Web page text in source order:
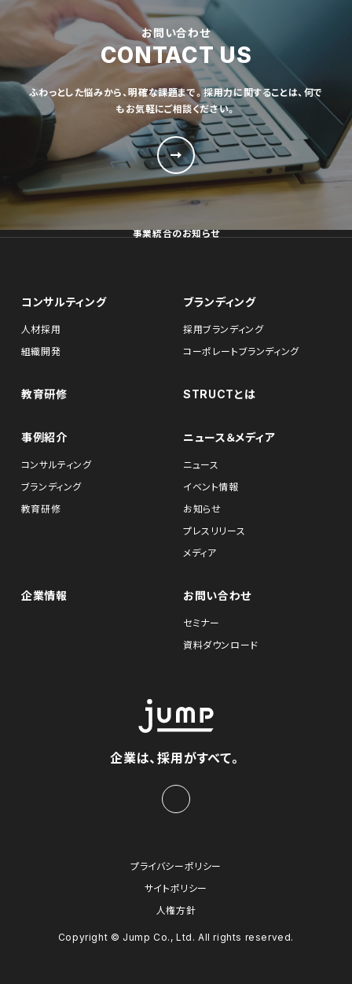
お問い合わせ
CONTACT US
ふわっとした悩みから、明確な課題まで。採用力に関することは、何で
もお気軽にご相談ください。
事業統合のお知らせ
コンサルティング
人材採用
組織開発
ブランディング
採用ブランディング
コーポレートブランディング
教育研修 STRUCTとは
事例紹介
コンサルティング
ブランディング
教育研修
ニュース＆メディア
ニュース
イベント情報
お知らせ
プレスリリース
メディア
企業情報 お問い合わせ
セミナー
資料ダウンロード
企業は、採用がすべて。
プライバシーポリシー
サイトポリシー
人権方針
Copyright © Jump Co., Ltd. All rights reserved.